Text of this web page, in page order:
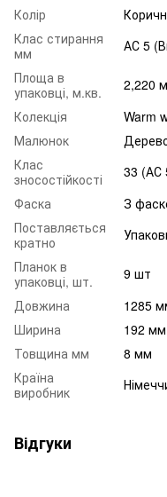
Колір
Клас стирання
мм
АС 5
Площа в
упаковці, м.кв.
2,220
Колекція
Warm
Малюнок
Клас
зносостійкості
33 (АС
Фаска
З
Поставляється
кратно
Планок в
упаковці, шт.
9 шт
Довжина
1285
Ширина
192 мм
Товщина мм
8 мм
Країна
виробник
Відгуки